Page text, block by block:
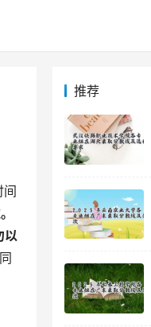
以
推荐